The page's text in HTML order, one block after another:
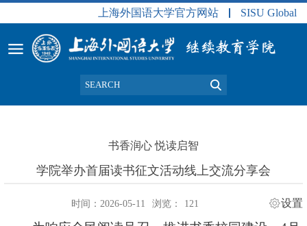
上海外国语大学官方网站 SISU Global
书香润心 悦读启智
学院举办首届读书征文活动线上交流分享会
时间：2026-05-11 浏览： 121 设置